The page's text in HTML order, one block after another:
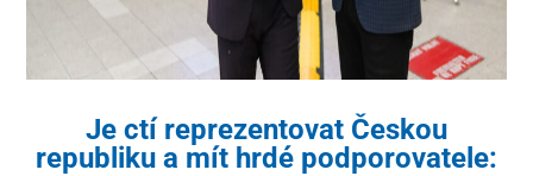
Je ctí reprezentovat Českou
republiku a mít hrdé podporovatele: